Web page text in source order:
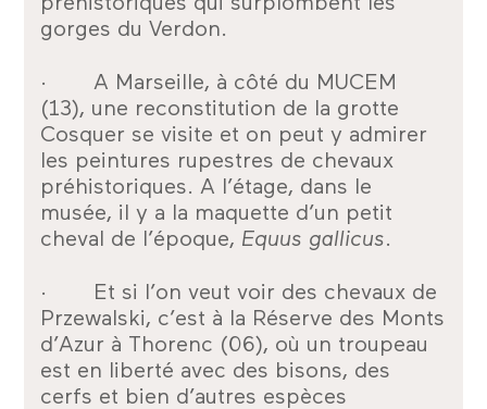
gorges du Verdon.
· A Marseille, à côté du MUCEM
(13), une reconstitution de la grotte
Cosquer se visite et on peut y admirer
les peintures rupestres de chevaux
préhistoriques. A l’étage, dans le
musée, il y a la maquette d’un petit
cheval de l’époque, Equus gallicus.
· Et si l’on veut voir des chevaux de
Przewalski, c’est à la Réserve des Monts
d’Azur à Thorenc (06), où un troupeau
est en liberté avec des bisons, des
cerfs et bien d’autres espèces